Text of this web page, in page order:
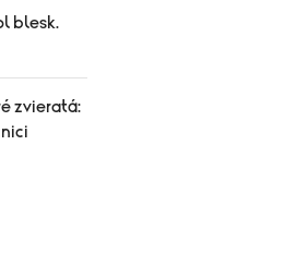
blesk.
zvieratá: